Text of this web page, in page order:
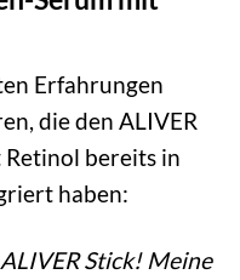
Erfahrungen
die den ALIVER
bereits in
haben:
Stick! Meine